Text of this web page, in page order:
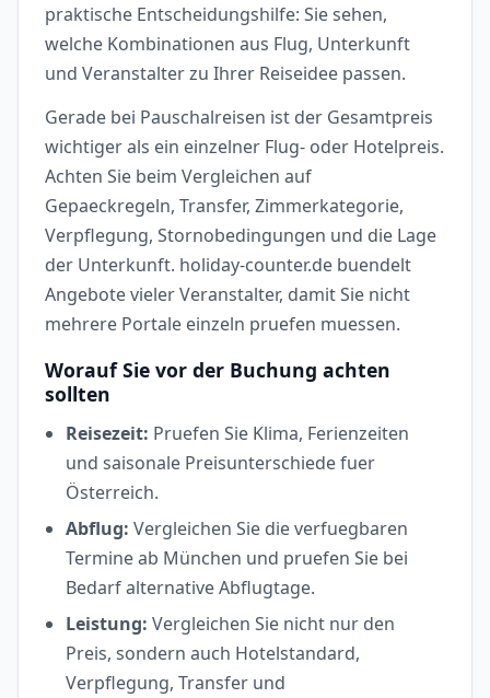
praktische Entscheidungshilfe: Sie sehen,
welche Kombinationen aus Flug, Unterkunft
und Veranstalter zu Ihrer Reiseidee passen.
Gerade bei Pauschalreisen ist der Gesamtpreis
wichtiger als ein einzelner Flug- oder Hotelpreis.
Achten Sie beim Vergleichen auf
Gepaeckregeln, Transfer, Zimmerkategorie,
Verpflegung, Stornobedingungen und die Lage
der Unterkunft. holiday-counter.de buendelt
Angebote vieler Veranstalter, damit Sie nicht
mehrere Portale einzeln pruefen muessen.
Worauf Sie vor der Buchung achten
sollten
Reisezeit: Pruefen Sie Klima, Ferienzeiten
und saisonale Preisunterschiede fuer
Österreich.
Abflug: Vergleichen Sie die verfuegbaren
Termine ab München und pruefen Sie bei
Bedarf alternative Abflugtage.
Leistung: Vergleichen Sie nicht nur den
Preis, sondern auch Hotelstandard,
Verpflegung, Transfer und